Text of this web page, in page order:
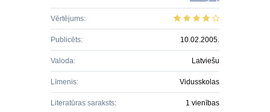
Vērtējums:
Publicēts: 10.02.2005.
Valoda: Latviešu
Līmenis: Vidusskolas
Literatūras saraksts: 1 vienības